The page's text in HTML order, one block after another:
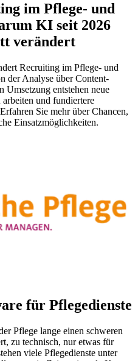
im Pflege- und
KI seit 2026
verändert
Recruiting im Pflege- und
der Analyse über Content-
Umsetzung entstehen neue
und fundiertere
Sie mehr über Chancen,
Einsatzmöglichkeiten.
für Pflegedienste
Pflege lange einen schweren
zu technisch, nur etwas für
viele Pflegedienste unter